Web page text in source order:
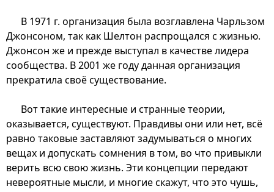
В 1971 г. организация была возглавлена Чарльзом
Джонсоном, так как Шелтон распрощался с жизнью.
Джонсон же и прежде выступал в качестве лидера
сообщества. В 2001 же году данная организация
прекратила своё существование.
Вот такие интересные и странные теории,
оказывается, существуют. Правдивы они или нет, всё
равно таковые заставляют задумываться о многих
вещах и допускать сомнения в том, во что привыкли
верить всю свою жизнь. Эти концепции передают
невероятные мысли, и многие скажут, что это чушь,